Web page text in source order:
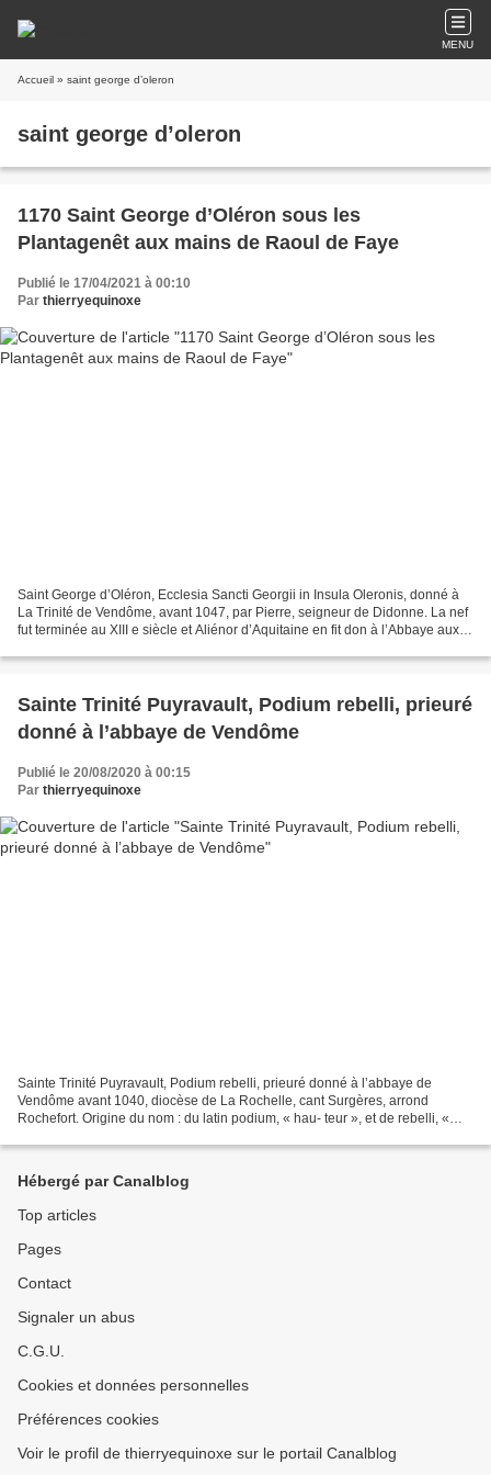
MENU
Accueil » saint george d’oleron
saint george d’oleron
1170 Saint George d’Oléron sous les
Plantagenêt aux mains de Raoul de Faye
Publié le 17/04/2021 à 00:10
Par thierryequinoxe
Saint George d’Oléron, Ecclesia Sancti Georgii in Insula Oleronis, donné à
La Trinité de Vendôme, avant 1047, par Pierre, seigneur de Didonne. La nef
fut terminée au XIII e siècle et Aliénor d’Aquitaine en fit don à l’Abbaye aux
Sainte Trinité Puyravault, Podium rebelli, prieuré
donné à l’abbaye de Vendôme
Publié le 20/08/2020 à 00:15
Par thierryequinoxe
Sainte Trinité Puyravault, Podium rebelli, prieuré donné à l’abbaye de
Vendôme avant 1040, diocèse de La Rochelle, cant Surgères, arrond
Rochefort. Origine du nom : du latin podium, « hau- teur », et de rebelli, «
Hébergé par Canalblog
Top articles
Pages
Contact
Signaler un abus
C.G.U.
Cookies et données personnelles
Préférences cookies
Voir le profil de thierryequinoxe sur le portail Canalblog